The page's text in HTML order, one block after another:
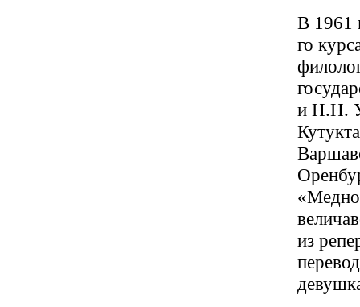
В 1961
го
и Н.Н.
из